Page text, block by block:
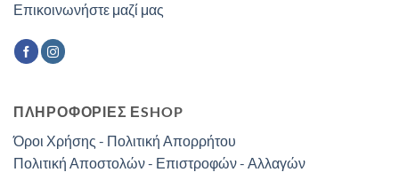
Επικοινωνήστε μαζί μας
ΠΛΗΡΟΦΟΡΙΕΣ ΕSHOP
Όροι Χρήσης - Πολιτική Απορρήτου
Πολιτική Αποστολών - Επιστροφών - Αλλαγών